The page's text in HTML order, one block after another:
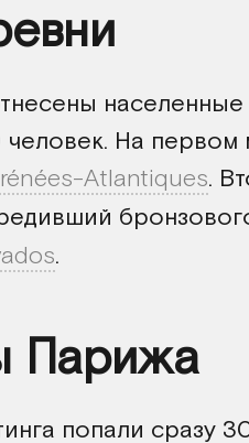
На первом
Atlantiques.
.
Парижа
попали сразу